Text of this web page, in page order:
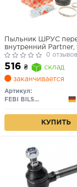
Пыльник ШРУС
внутренний
08–18
0 отзывов
516 ₴
склад
заканчивается
Артикул:
FEBI BILSTEIN
КУПИТЬ